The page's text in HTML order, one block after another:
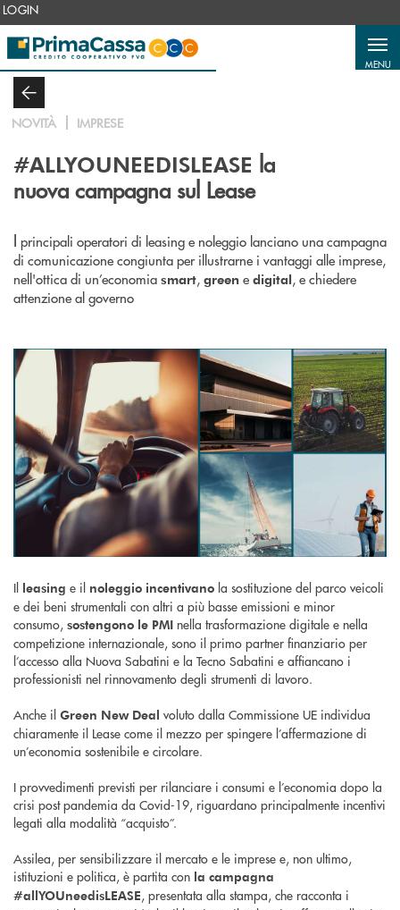
Salta al contenuto principale
LOGIN
MENU
NOVITÀ IMPRESE
#ALLYOUNEEDISLEASE la
nuova campagna sul Lease
I principali operatori di leasing e noleggio lanciano una campagna
di comunicazione congiunta per illustrarne i vantaggi alle imprese,
nell'ottica di un’economia smart, green e digital, e chiedere
attenzione al governo
Il leasing e il noleggio incentivano la sostituzione del parco veicoli
e dei beni strumentali con altri a più basse emissioni e minor
consumo, sostengono le PMI nella trasformazione digitale e nella
competizione internazionale, sono il primo partner finanziario per
l’accesso alla Nuova Sabatini e la Tecno Sabatini e affiancano i
professionisti nel rinnovamento degli strumenti di lavoro.
Anche il Green New Deal voluto dalla Commissione UE individua
chiaramente il Lease come il mezzo per spingere l’affermazione di
un’economia sostenibile e circolare.
I provvedimenti previsti per rilanciare i consumi e l’economia dopo la
crisi post pandemia da Covid-19, riguardano principalmente incentivi
legati alla modalità “acquisto”.
Assilea, per sensibilizzare il mercato e le imprese e, non ultimo,
istituzioni e politica, è partita con la campagna
#allYOUneedisLEASE, presentata alla stampa, che racconta i